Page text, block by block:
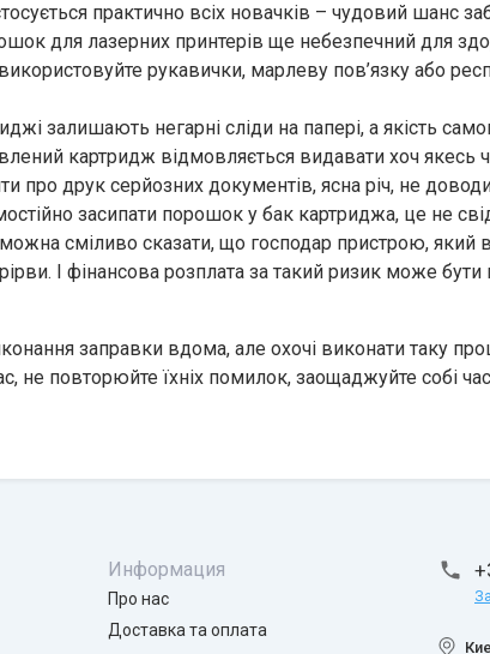
практично всіх новачків – чудовий шанс
для лазерних принтерів ще небезпечний для
рукавички, марлеву пов’язку або
залишають негарні сліди на папері, а якість
картридж відмовляється видавати хоч якесь
про друк серйозних документів, ясна річ, не
засипати порошок у бак картриджа, це не
сміливо сказати, що господар пристрою, який
І фінансова розплата за такий ризик може бути
заправки вдома, але охочі виконати таку
не повторюйте їхніх помилок, заощаджуйте собі
Информация
Про нас
Доставка та оплата